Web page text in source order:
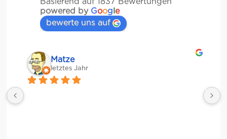
powered by Google
bewerte uns auf
Matze
letztes Jahr